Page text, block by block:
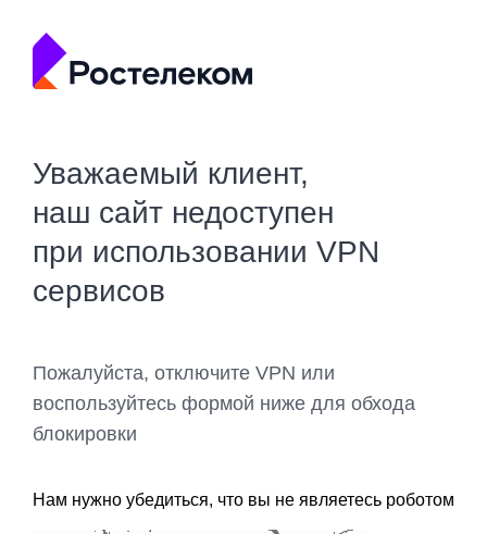
Уважаемый клиент,
наш сайт недоступен
при использовании VPN
сервисов
Пожалуйста, отключите VPN или
воспользуйтесь формой ниже для обхода
блокировки
Нам нужно убедиться, что вы не являетесь роботом